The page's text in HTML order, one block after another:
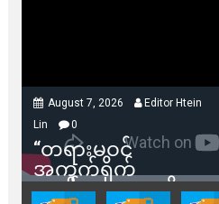
August 7, 2026
Editor Htein
Lin
0
“တရားမဝင်
အကွက်ရိုက်
ရောင်းချမှုတွေကို